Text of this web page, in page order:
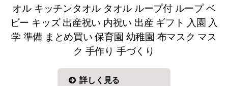
オル キッチンタオル タオル ループ付 ループ ベ
ビー キッズ 出産祝い 内祝い 出産 ギフト 入園 入
学 準備 まとめ買い 保育園 幼稚園 布マスク マス
ク 手作り 手づくり
詳しく見る